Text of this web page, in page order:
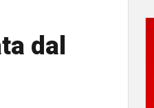
dal